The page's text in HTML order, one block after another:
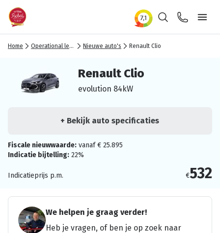
ZoekenContact
Home Operational lease Nieuwe auto's Renault Clio
Renault Clio
evolution 84kW
+ Bekijk auto specificaties
Fiscale nieuwwaarde: vanaf € 25.895
Indicatie bijtelling: 22%
Indicatieprijs p.m. €532
We helpen je graag verder!
Heb je vragen, of ben je op zoek naar